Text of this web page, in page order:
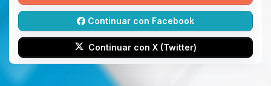
Continuar con Facebook
Continuar con X (Twitter)